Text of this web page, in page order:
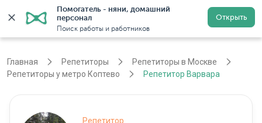
Помогатель - няни, домашний
персонал
Поиск работы и работников
Открыть
Регистрация
Главная Репетиторы
Репетиторы в Москве
Репетиторы у метро Коптево
Репетитор Варвара
Репетитор